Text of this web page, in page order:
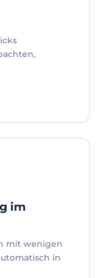
im
mit wenigen
in